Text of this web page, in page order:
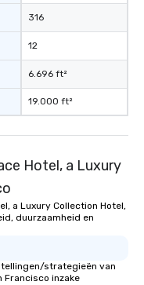
to gather and dine
experienced, and all
are special, from the
last. It’s an
will reminisce about
leave. Location, Location, Location
experience is
short stroll allows
heading to the next
itinerary. You Get a Dinner and a Show
316
12
6.696 ft²
19.000 ft²
Hotel, a Luxury
a Luxury Collection Hotel,
duurzaamheid en
strategieën van
Francisco inzake